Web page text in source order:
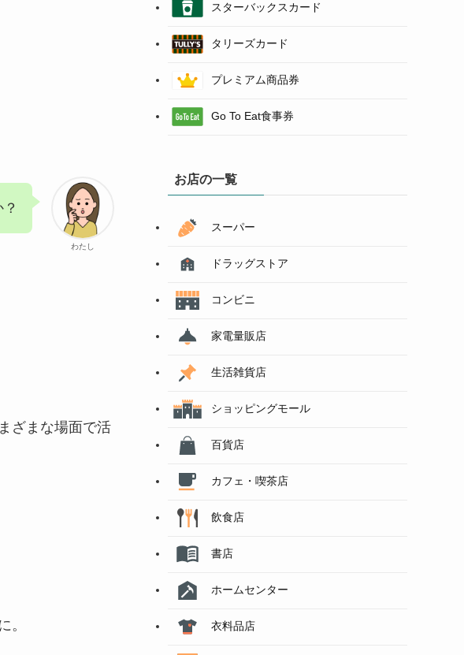
わたし
ざまな場面で活
。
スターバックスカード
タリーズカード
プレミアム商品券
Go To Eat食事券
お店の一覧
スーパー
ドラッグストア
コンビニ
家電量販店
生活雑貨店
ショッピングモール
百貨店
カフェ・喫茶店
飲食店
書店
ホームセンター
衣料品店